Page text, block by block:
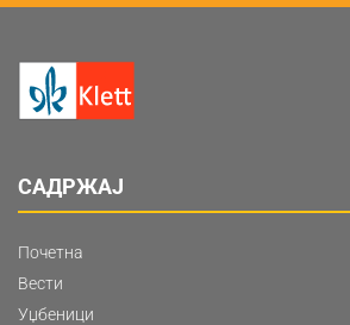
САДРЖАЈ
Почетна
Вести
Уџбеници